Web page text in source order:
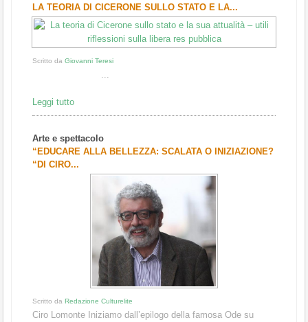
LA TEORIA DI CICERONE SULLO STATO E LA...
Scritto da Giovanni Teresi
...
Leggi tutto
Arte e spettacolo
“EDUCARE ALLA BELLEZZA: SCALATA O INIZIAZIONE?
“DI CIRO...
Scritto da Redazione Culturelite
Ciro Lomonte Iniziamo dall’epilogo della famosa Ode su